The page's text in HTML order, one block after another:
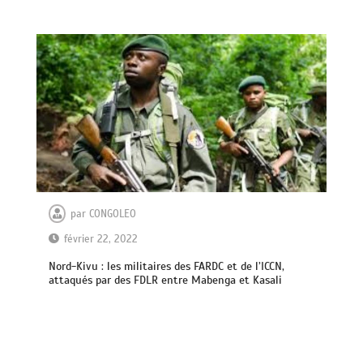
parCONGOLEO
février 22, 2022
Nord-Kivu : les militaires des FARDC et de l’ICCN,
attaqués par des FDLR entre Mabenga et Kasali